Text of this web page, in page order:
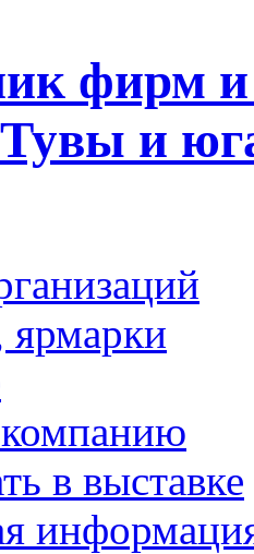
фирм и
и
ярмарки
в выставке